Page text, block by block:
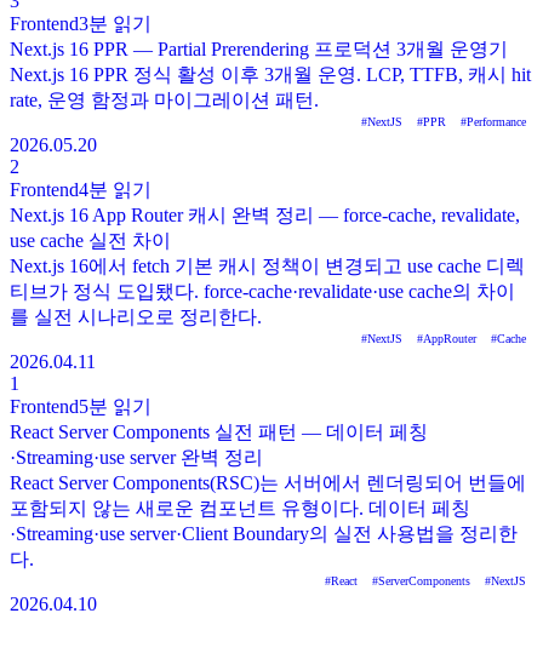
Frontend3분 읽기
Next.js 16 PPR — Partial Prerendering 프로덕션 3개월 운영기
Next.js 16 PPR 정식 활성 이후 3개월 운영. LCP, TTFB, 캐시 hit
rate, 운영 함정과 마이그레이션 패턴.
#NextJS #PPR #Performance
2026.05.20
2
Frontend4분 읽기
Next.js 16 App Router 캐시 완벽 정리 — force-cache, revalidate,
use cache 실전 차이
Next.js 16에서 fetch 기본 캐시 정책이 변경되고 use cache 디렉
티브가 정식 도입됐다. force-cache·revalidate·use cache의 차이
를 실전 시나리오로 정리한다.
#NextJS #AppRouter #Cache
2026.04.11
1
Frontend5분 읽기
React Server Components 실전 패턴 — 데이터 페칭
·Streaming·use server 완벽 정리
React Server Components(RSC)는 서버에서 렌더링되어 번들에
포함되지 않는 새로운 컴포넌트 유형이다. 데이터 페칭
·Streaming·use server·Client Boundary의 실전 사용법을 정리한
다.
#React #ServerComponents #NextJS
2026.04.10